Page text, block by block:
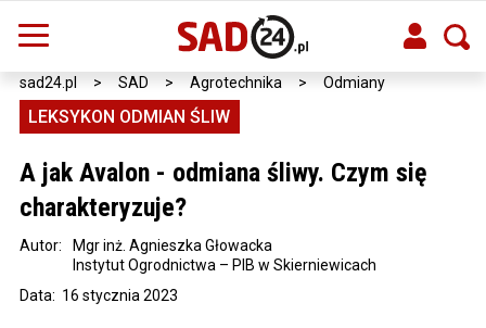
sad24.pl > SAD > Agrotechnika > Odmiany
LEKSYKON ODMIAN ŚLIW
A jak Avalon - odmiana śliwy. Czym się
charakteryzuje?
Data: 16 stycznia 2023
Autor:
Mgr inż. Agnieszka Głowacka
Instytut Ogrodnictwa – PIB w Skierniewicach